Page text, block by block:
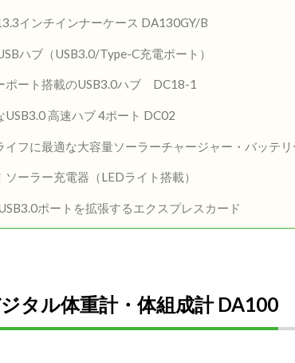
インチインナーケース DA130GY/B
ハブ（USB3.0/Type-C充電ポート）
ポート搭載のUSB3.0ハブ DC18-1
高速ハブ 4ポート DC02
イフに最適な大容量ソーラーチャージャー・バッテリ
ーラー充電器（LEDライト搭載）
ポートを拡張するエクスプレスカード
タル体重計・体組成計 DA100